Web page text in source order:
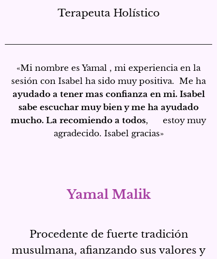
Terapeuta Holístico
«Mi nombre es Yamal , mi experiencia en la
sesión con Isabel ha sido muy positiva. Me ha
ayudado a tener mas confianza en mi. Isabel
sabe escuchar muy bien y me ha ayudado
mucho. La recomiendo a todos, estoy muy
agradecido. Isabel gracias»
Yamal Malik
Procedente de fuerte tradición
musulmana, afianzando sus valores y